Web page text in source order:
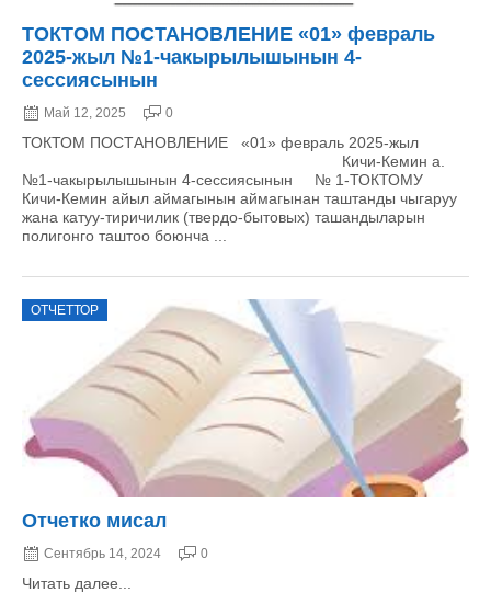
ТОКТОМ ПОСТАНОВЛЕНИЕ «01» февраль
2025-жыл №1-чакырылышынын 4-
сессиясынын
Май 12, 2025 0
ТОКТОМ ПОСТАНОВЛЕНИЕ «01» февраль 2025-жыл
Кичи-Кемин а.
№1-чакырылышынын 4-сессиясынын № 1-ТОКТОМУ
Кичи-Кемин айыл аймагынын аймагынан таштанды чыгаруу
жана катуу-тиричилик (твердо-бытовых) ташандыларын
полигонго таштоо боюнча ...
ОТЧЕТТОР
Отчетко мисал
Сентябрь 14, 2024 0
Читать далее...